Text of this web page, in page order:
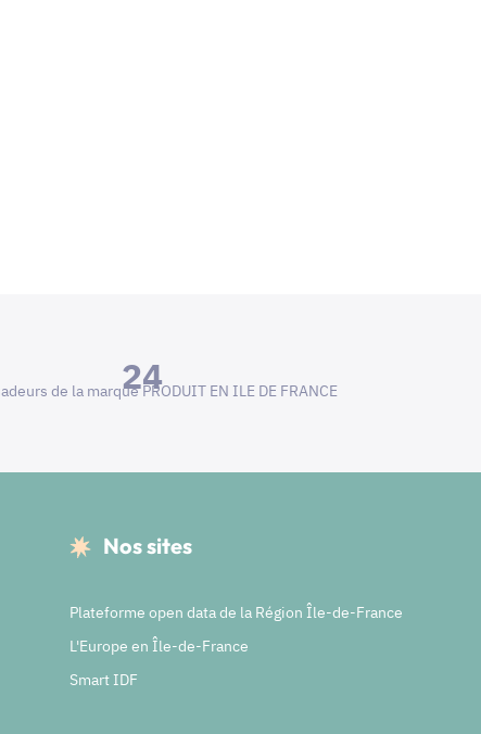
24
de la marque PRODUIT EN ILE DE FRANCE
Nos sites
Plateforme open data de la Région Île-de-France
L'Europe en Île-de-France
Smart IDF